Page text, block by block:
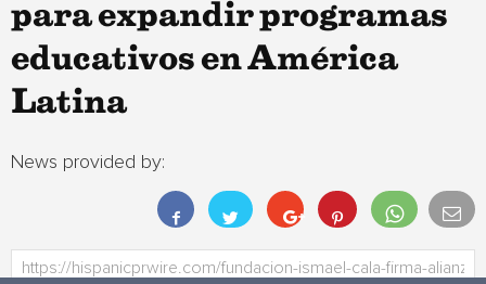
para expandir programas
educativos en América
Latina
News provided by: